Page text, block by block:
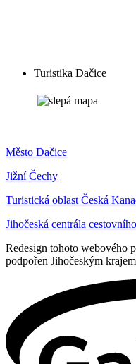
Turistika Dačice
Město Dačice
Jižní Čechy
Turistická oblast Česká
Jihočeská centrála
Redesign tohoto webového
podpořen Jihočeským krajem